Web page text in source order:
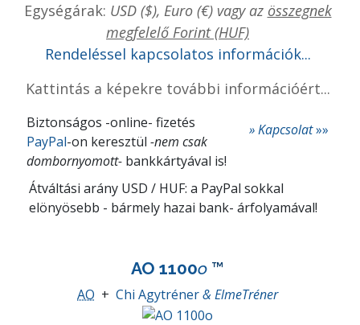
Egységárak: USD ($), Euro (€) vagy az összegnek
megfelelő Forint (HUF)
Rendeléssel kapcsolatos információk...
Kattintás a képekre további információért...
» Kapcsolat»»
Biztonságos -online- fizetés
PayPal-on keresztül -nem csak
dombornyomott- bankkártyával is!
Átváltási arány USD / HUF: a PayPal sokkal
elönyösebb - bármely hazai bank- árfolyamával!
AO 1100o ™
AO + Chi Agytréner& ElmeTréner